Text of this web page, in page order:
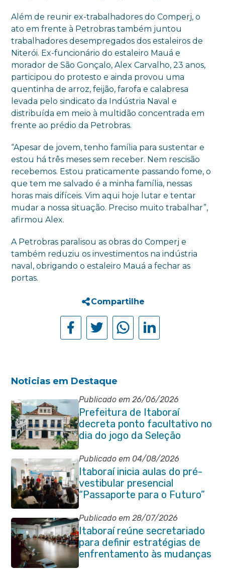
Além de reunir ex-trabalhadores do Comperj, o
ato em frente à Petrobras também juntou
trabalhadores desempregados dos estaleiros de
Niterói. Ex-funcionário do estaleiro Mauá e
morador de São Gonçalo, Alex Carvalho, 23 anos,
participou do protesto e ainda provou uma
quentinha de arroz, feijão, farofa e calabresa
levada pelo sindicato da Indústria Naval e
distribuída em meio à multidão concentrada em
frente ao prédio da Petrobras.
“Apesar de jovem, tenho família para sustentar e
estou há três meses sem receber. Nem rescisão
recebemos. Estou praticamente passando fome, o
que tem me salvado é a minha família, nessas
horas mais difíceis. Vim aqui hoje lutar e tentar
mudar a nossa situação. Preciso muito trabalhar”,
afirmou Alex.
A Petrobras paralisou as obras do Comperj e
também reduziu os investimentos na indústria
naval, obrigando o estaleiro Mauá a fechar as
portas.
Compartilhe
Noticias em Destaque
Publicado em 26/06/2026
Prefeitura de Itaboraí
decreta ponto facultativo no
dia do jogo da Seleção
Brasileira
Publicado em 04/08/2026
Itaboraí inicia aulas do pré-
vestibular presencial
“Passaporte para o Futuro”
Publicado em 28/07/2026
Itaboraí reúne secretariado
para definir estratégias de
enfrentamento às mudanças
climáticas